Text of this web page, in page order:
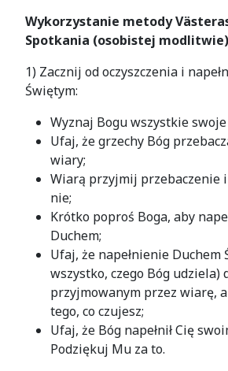
Wykorzystanie metody
Spotkania (osobistej modlitwie)
1) Zacznij od oczyszczenia i
Świętym:
Wyznaj Bogu wszystkie swoje
Ufaj, że grzechy Bóg
wiary;
Wiarą przyjmij przebaczenie
nie;
Krótko poproś Boga, aby
Duchem;
Ufaj, że napełnienie
wszystko, czego Bóg udziela)
przyjmowanym przez wiarę,
tego, co czujesz;
Ufaj, że Bóg napełnił Cię
Podziękuj Mu za to.